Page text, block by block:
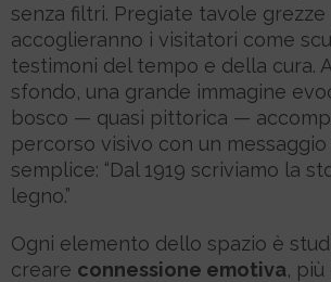
senza filtri. Pregiate tavole grezze
accoglieranno i visitatori come
testimoni del tempo e della cura.
sfondo, una grande immagine
bosco — quasi pittorica —
percorso visivo con un
semplice: “Dal 1919 scriviamo la
legno.”
Ogni elemento dello spazio è
creare connessione emotiva, più